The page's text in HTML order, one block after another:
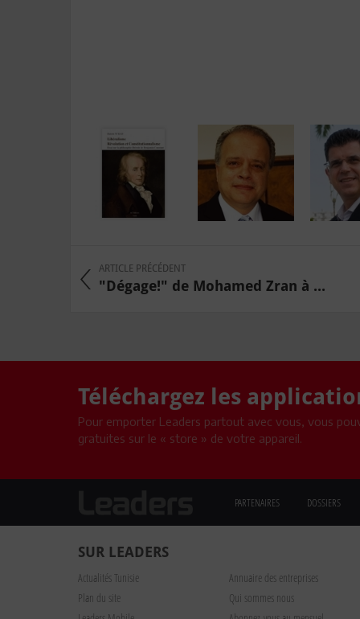
ARTICLE PRÉCÉDENT
"Dégage!" de Mohamed Zran à ...
Téléchargez les
Pour emporter Leaders partout avec vous, vous
gratuites sur le « store » de votre appareil.
PARTENAIRES DOSSIERS
SUR LEADERS
Actualités Tunisie Annuaire des entreprises
Plan du site
Qui sommes nous